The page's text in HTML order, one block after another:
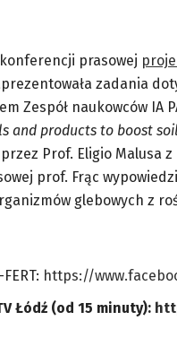
prasowej
zadania
Zespół naukowców IA
and products to boost
Prof. Eligio Malusa
prof. Frąc
glebowych z
https://
Łódź (od 15 minuty):